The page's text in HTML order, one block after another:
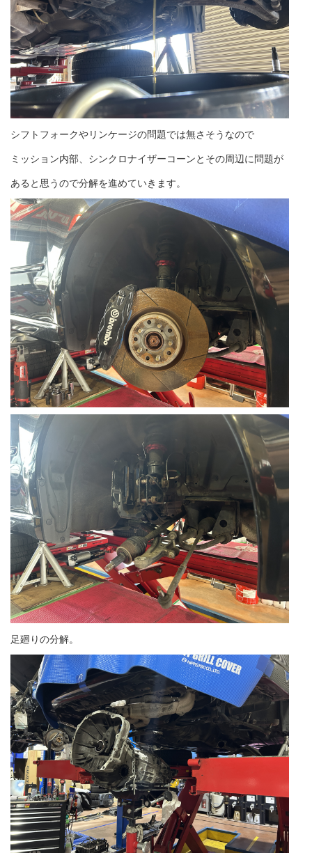
シフトフォークやリンケージの問題では無さそうなので
ミッション内部、シンクロナイザーコーンとその周辺に問題が
あると思うので分解を進めていきます。
足廻りの分解。